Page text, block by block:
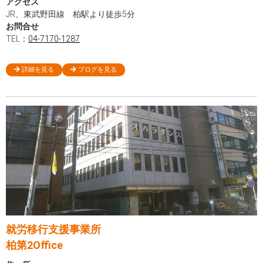
JR、東武野田線 柏駅より徒歩5分
お問合せ
TEL： 04-7170-1287
詳細を見る ブログを見る
就労移行支援事業所
柏第2Office